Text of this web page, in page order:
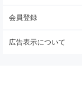
会員登録
広告表示について